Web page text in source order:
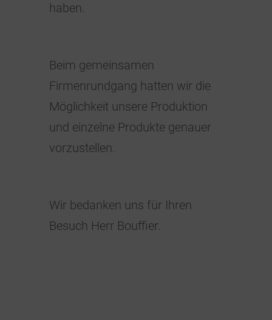
haben.
Beim gemeinsamen
Firmenrundgang hatten wir die
Möglichkeit unsere Produktion
und einzelne Produkte genauer
vorzustellen.
Wir bedanken uns für Ihren
Besuch Herr Bouffier.